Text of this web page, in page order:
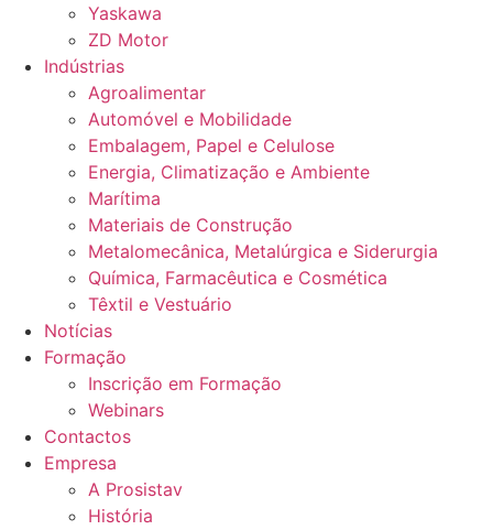
Yaskawa
ZD Motor
Indústrias
Agroalimentar
Automóvel e Mobilidade
Embalagem, Papel e Celulose
Energia, Climatização e Ambiente
Marítima
Materiais de Construção
Metalomecânica, Metalúrgica e Siderurgia
Química, Farmacêutica e Cosmética
Têxtil e Vestuário
Notícias
Formação
Inscrição em Formação
Webinars
Contactos
Empresa
A Prosistav
História